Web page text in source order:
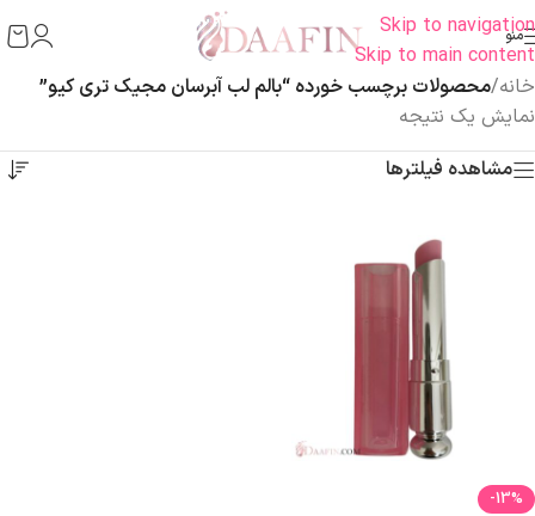
Skip to navigation
Skip to main content
منو
خانه/محصولات برچسب خورده “بالم لب آبرسان مجیک تری کیو”
نمایش یک نتیجه
مشاهده فیلترها
-13%